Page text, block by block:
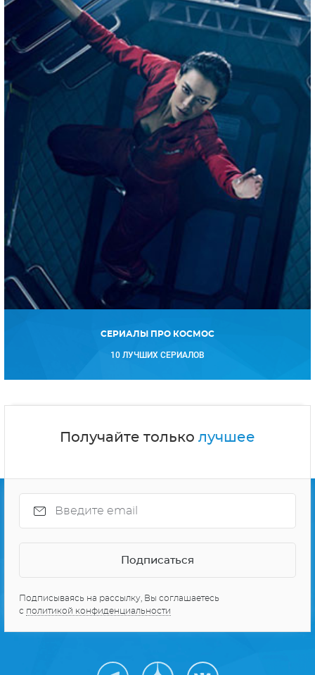
СЕРИАЛЫ ПРО КОСМОС
10 ЛУЧШИХ СЕРИАЛОВ
Получайте только лучшее
Подписываясь на рассылку, Вы соглашаетесь
с политикой конфиденциальности